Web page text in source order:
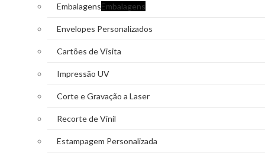
EmbalagensEmbalagens
Envelopes Personalizados
Cartões de Visita
Impressão UV
Corte e Gravação a Laser
Recorte de Vinil
Estampagem Personalizada